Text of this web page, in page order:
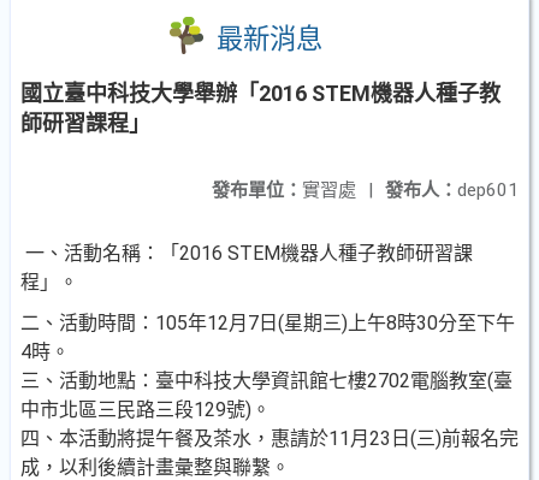
最新消息
國立臺中科技大學舉辦「2016 STEM機器人種子教
師研習課程」
發布人： dep601
發布單位： 實習處 |
一、活動名稱：「2016 STEM機器人種子教師研習課
程」。
二、活動時間：105年12月7日(星期三)上午8時30分至下午
4時。
三、活動地點：臺中科技大學資訊館七樓2702電腦教室(臺
中市北區三民路三段129號)。
四、本活動將提午餐及茶水，惠請於11月23日(三)前報名完
成，以利後續計畫彙整與聯繫。